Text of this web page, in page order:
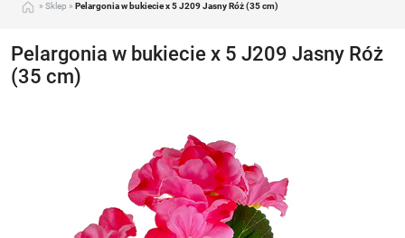
» Sklep » Pelargonia w bukiecie x 5 J209 Jasny Róż (35 cm)
Pelargonia w bukiecie x 5 J209 Jasny Róż
(35 cm)